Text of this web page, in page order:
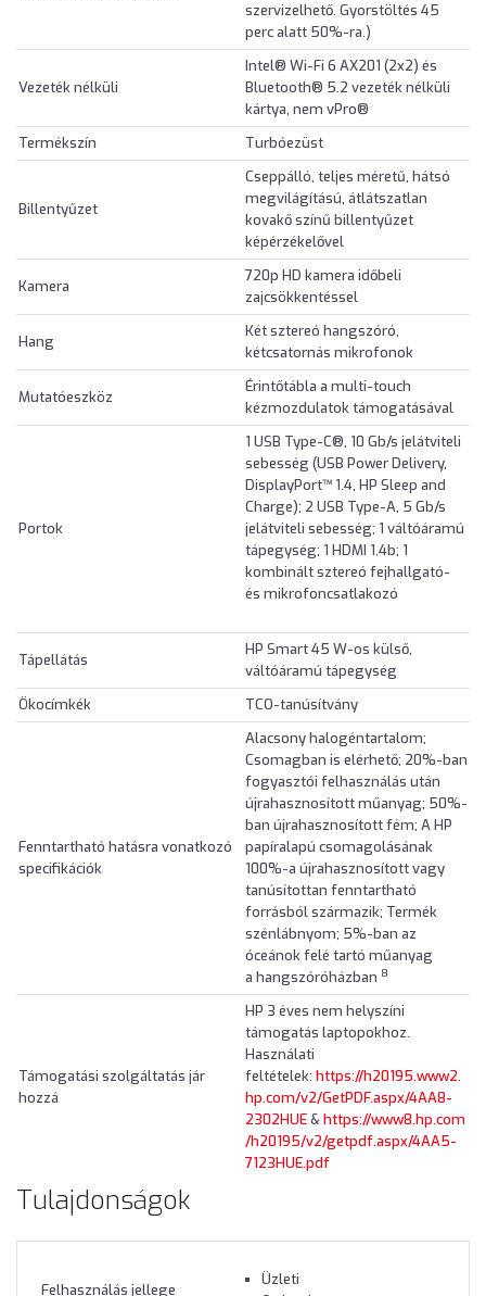
szervizelhető. Gyorstöltés 45
perc alatt 50%-ra.)
Vezeték nélküli
Intel® Wi-Fi 6 AX201 (2x2) és
Bluetooth® 5.2 vezeték nélküli
kártya, nem vPro®
Termékszín
Turbóezüst
Billentyűzet
Cseppálló, teljes méretű, hátsó
megvilágítású, átlátszatlan
kovakő színű billentyűzet
képérzékelővel
Kamera
720p HD kamera időbeli
zajcsökkentéssel
Hang
Két sztereó hangszóró,
kétcsatornás mikrofonok
Mutatóeszköz
Érintőtábla a multi-touch
kézmozdulatok támogatásával
Portok
1 USB Type-C®, 10 Gb/s jelátviteli
sebesség (USB Power Delivery,
DisplayPort™ 1.4, HP Sleep and
Charge); 2 USB Type-A, 5 Gb/s
jelátviteli sebesség; 1 váltóáramú
tápegység; 1 HDMI 1.4b; 1
kombinált sztereó fejhallgató-
és mikrofoncsatlakozó
Tápellátás
HP Smart 45 W-os külső,
váltóáramú tápegység
Ökocímkék
TCO-tanúsítvány
Fenntartható hatásra vonatkozó
specifikációk
Alacsony halogéntartalom;
Csomagban is elérhető; 20%-ban
fogyasztói felhasználás után
újrahasznosított műanyag; 50%-
ban újrahasznosított fém; A HP
papíralapú csomagolásának
100%-a újrahasznosított vagy
tanúsítottan fenntartható
forrásból származik; Termék
szénlábnyom; 5%-ban az
óceánok felé tartó műanyag
a hangszóróházban 8
Támogatási szolgáltatás jár
hozzá
HP 3 éves nem helyszíni
támogatás laptopokhoz.
Használati
feltételek: https://h20195.www2.
hp.com/v2/GetPDF.aspx/4AA8-
2302HUE&https://www8.hp.com
/h20195/v2/getpdf.aspx/4AA5-
7123HUE.pdf
Tulajdonságok
Felhasználás jellege
Üzleti